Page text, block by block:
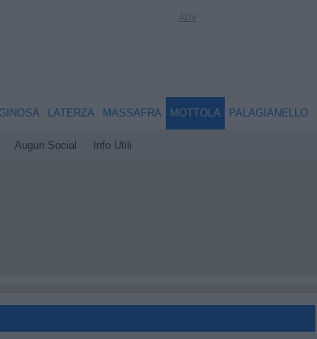
GINOSA LATERZA MASSAFRA MOTTOLA
Auguri Social Info Utili
PALAGIANELLO